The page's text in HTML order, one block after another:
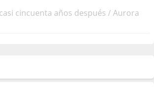
cincuenta años después / Aurora